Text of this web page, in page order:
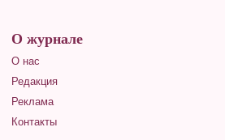
О журнале
О нас
Редакция
Реклама
Контакты